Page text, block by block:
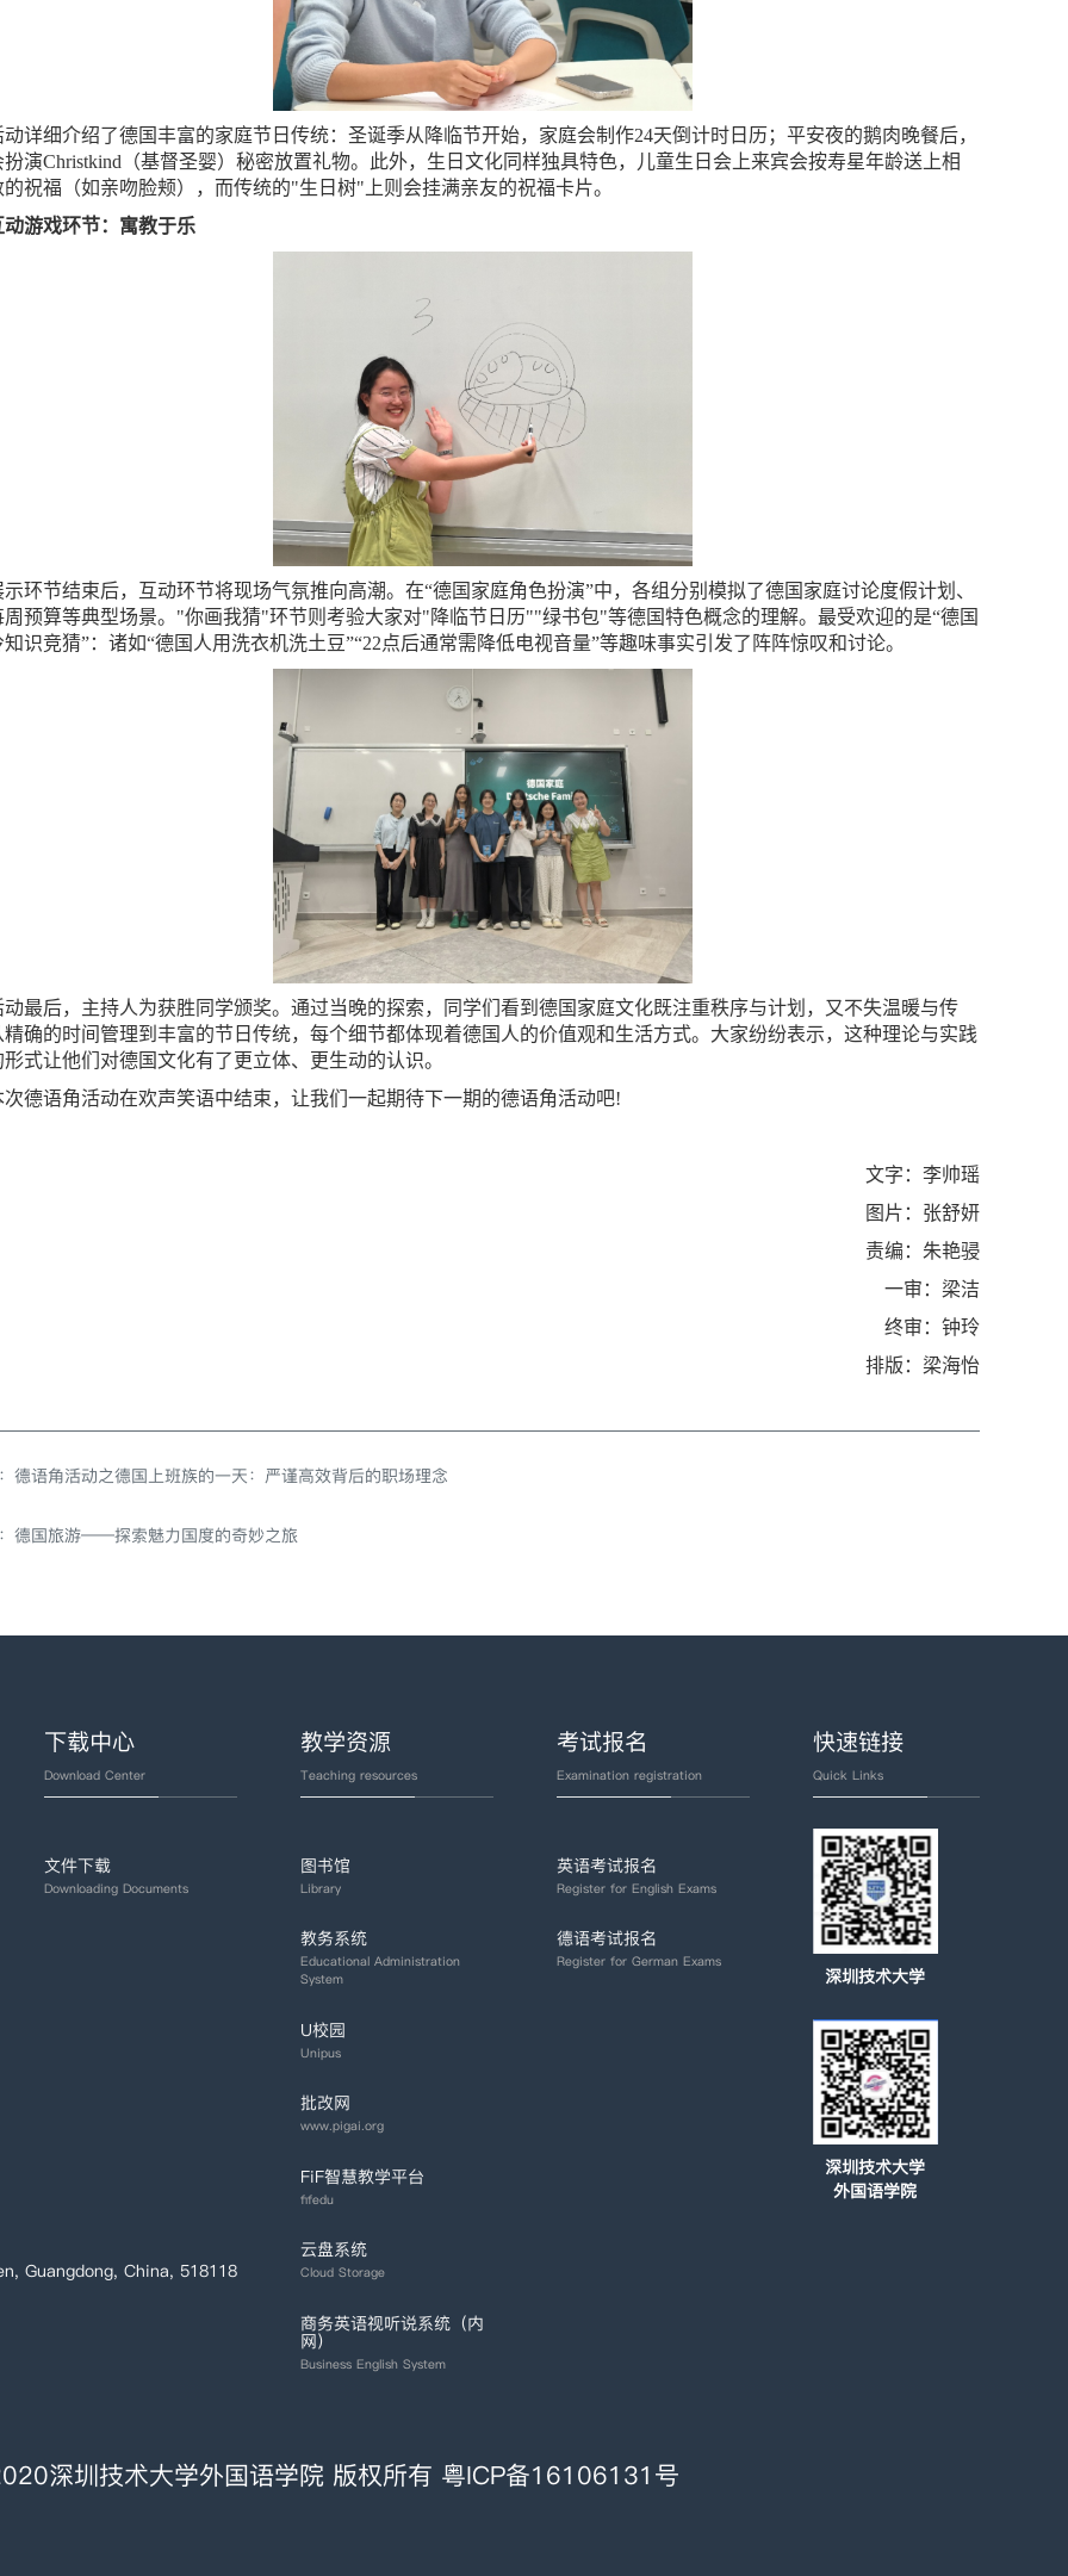
动详细介绍了德国丰富的家庭节日传统：圣诞季从降临节开始，家庭会制作24天倒计时日历；平安夜的鹅肉晚餐后，
扮演Christkind（基督圣婴）秘密放置礼物。此外，生日文化同样独具特色，儿童生日会上来宾会按寿星年龄送上相
的祝福（如亲吻脸颊），而传统的"生日树"上则会挂满亲友的祝福卡片。
动游戏环节：寓教于乐
示环节结束后，互动环节将现场气氛推向高潮。在“德国家庭角色扮演”中，各组分别模拟了德国家庭讨论度假计划、
周预算等典型场景。"你画我猜"环节则考验大家对"降临节日历""绿书包"等德国特色概念的理解。最受欢迎的是“德国
识竞猜”：诸如“德国人用洗衣机洗土豆”“22点后通常需降低电视音量”等趣味事实引发了阵阵惊叹和讨论。
动最后，主持人为获胜同学颁奖。通过当晚的探索，同学们看到德国家庭文化既注重秩序与计划，又不失温暖与传
精确的时间管理到丰富的节日传统，每个细节都体现着德国人的价值观和生活方式。大家纷纷表示，这种理论与实践
式让他们对德国文化有了更立体、更生动的认识。
次德语角活动在欢声笑语中结束，让我们一起期待下一期的德语角活动吧!
文字：李帅瑶
图片：张舒妍
责编：朱艳骎
一审：梁洁
终审：钟玲
排版：梁海怡
德语角活动之德国上班族的一天：严谨高效背后的职场理念
德国旅游——探索魅力国度的奇妙之旅
Guangdong, China, 518118
下载中心
Download Center
文件下载
Downloading Documents
教学资源
Teaching resources
图书馆
Library
教务系统
Educational Administration
System
U校园
Unipus
批改网
www.pigai.org
FiF智慧教学平台
fifedu
云盘系统
Cloud Storage
商务英语视听说系统（内
网）
Business English System
考试报名
Examination registration
英语考试报名
Register for English Exams
德语考试报名
Register for German Exams
快速链接
Quick Links
深圳技术大学
深圳技术大学
外国语学院
深圳技术大学外国语学院 版权所有 粤ICP备16106131号